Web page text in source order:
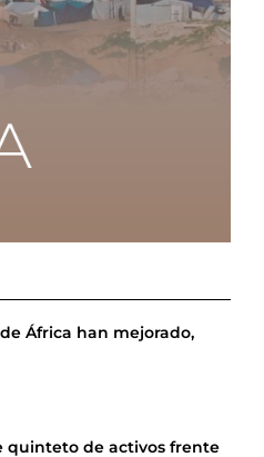
África han mejorado,
quinteto de activos frente